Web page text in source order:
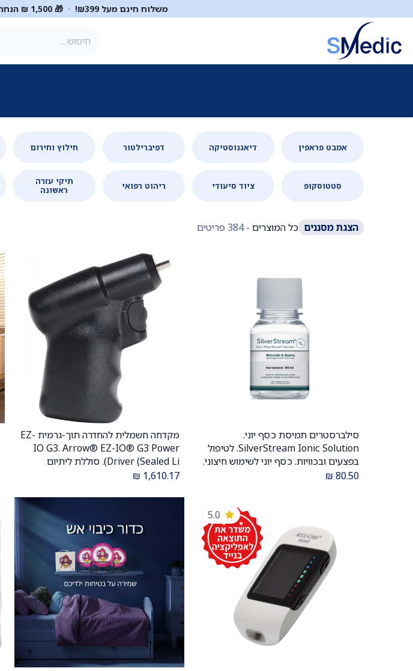
משלוח חינם מעל ₪399! · 🎁 1,500 ₪ הנחה על SM7 בקניה באתר בקוד
אמבט פראפין דיאגנוסטיקה דפיברילטור חילוץ וחירום
סטטוסקופ ציוד סיעודי ריהוט רפואי
תיקי עזרה
ראשונה
הצגת מסננים כל המוצרים - 384 פריטים
הוספה לעגלה
סילברסטרים תמיסת כסף יוני.
SilverStream Ionic Solution. לטיפול
בפצעים ובכוויות. כסף יוני לשימוש חיצוני.
ס.מדיק יבוא
80.50
₪
הוספה לעגלה
מקדחה חשמלית להחדרה תוך-גרמית EZ-
IO G3. Arrow® EZ-IO® G3 Power
Driver (Sealed Li). סוללת ליתיום
1,610.17
₪
5.0